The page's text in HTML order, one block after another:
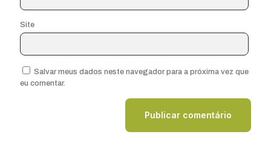
Site
Salvar meus dados neste navegador para a próxima vez que
eu comentar.